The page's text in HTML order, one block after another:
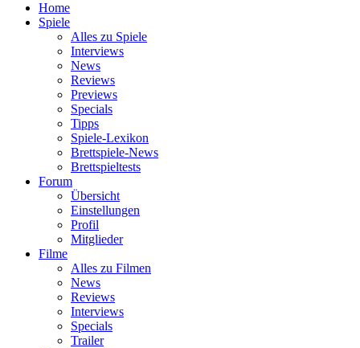
Home
Spiele
Alles zu Spiele
Interviews
News
Reviews
Previews
Specials
Tipps
Spiele-Lexikon
Brettspiele-News
Brettspieltests
Forum
Übersicht
Einstellungen
Profil
Mitglieder
Filme
Alles zu Filmen
News
Reviews
Interviews
Specials
Trailer